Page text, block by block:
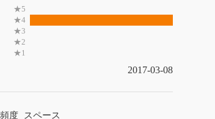
2017-03-08
度
スペース